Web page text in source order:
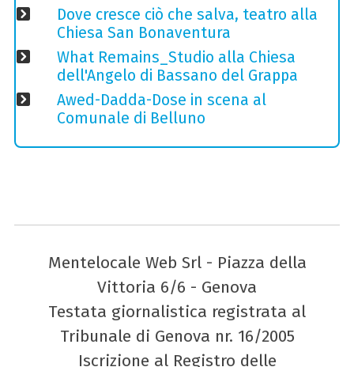
Dove cresce ciò che salva, teatro alla
Chiesa San Bonaventura
What Remains_Studio alla Chiesa
dell'Angelo di Bassano del Grappa
Awed-Dadda-Dose in scena al
Comunale di Belluno
Mentelocale Web Srl - Piazza della
Vittoria 6/6 - Genova
Testata giornalistica registrata al
Tribunale di Genova nr. 16/2005
Iscrizione al Registro delle